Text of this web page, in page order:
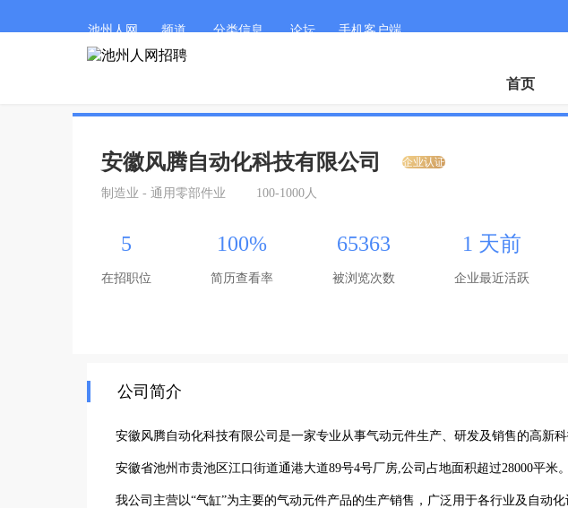
池州人网 频道 分类信息 论坛 手机客户端
首页
安徽风腾自动化科技有限公司 企业认证
制造业 - 通用零部件业 100-1000人
5
在招职位
100%
简历查看率
65363
被浏览次数
1 天前
企业最近活跃
公司简介
安徽风腾自动化科技有限公司是一家专业从事气动元件生产、研发及销售的高新
安徽省池州市贵池区江口街道通港大道89号4号厂房,公司占地面积超过28000平米。
我公司主营以“气缸”为主要的气动元件产品的生产销售，广泛用于各行业及自动化